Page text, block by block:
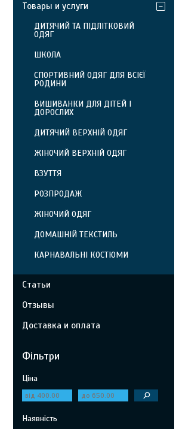
Товары и услуги
ДИТЯЧИЙ ТА ПІДЛІТКОВИЙ
ОДЯГ
ШКОЛА
СПОРТИВНИЙ ОДЯГ ДЛЯ ВСІЄЇ
РОДИНИ
ВИШИВАНКИ ДЛЯ ДІТЕЙ І
ДОРОСЛИХ
ДИТЯЧИЙ ВЕРХНІЙ ОДЯГ
ЖІНОЧИЙ ВЕРХНІЙ ОДЯГ
ВЗУТТЯ
РОЗПРОДАЖ
ЖІНОЧИЙ ОДЯГ
ДОМАШНІЙ ТЕКСТИЛЬ
КАРНАВАЛЬНІ КОСТЮМИ
Статьи
Отзывы
Доставка и оплата
Фільтри
Ціна
Наявність